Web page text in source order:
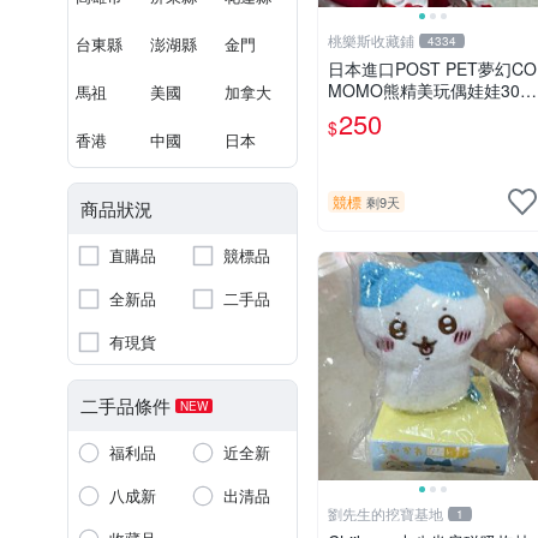
台東縣 澎湖縣 金門
馬祖 美國 加拿大
香港 中國 日本
商品狀況
直購品
競標品
全新品
二手品
有現貨
二手品條件 NEW
福利品
近全新
八成新
出清品
桃樂斯收藏鋪 4334
日本進口POST PET夢幻CO
MOMO熊精美玩偶娃娃30c
m
$250
競標 剩9天
劉先生的挖寶基地 1